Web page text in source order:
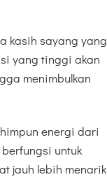
kasih sayang yang
yang tinggi akan
menimbulkan
energi dari
untuk
jauh lebih menarik